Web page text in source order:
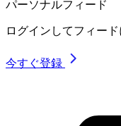
パーソナルフィード
ログインしてフィー
今すぐ登録